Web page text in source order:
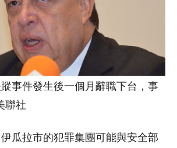
事件發生後一個月辭職下台，事
聯社
瓜拉市的犯罪集團可能與安全部